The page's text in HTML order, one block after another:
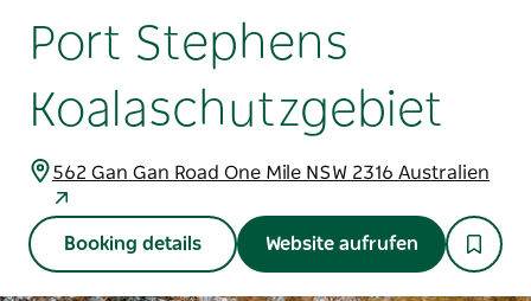
Port Stephens
Koalaschutzgebiet
562 Gan Gan Road One Mile NSW 2316 Australien
Booking details Website aufrufen